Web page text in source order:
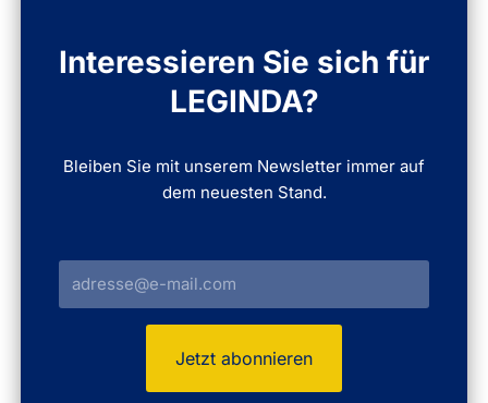
Interessieren Sie sich für
LEGINDA?
Bleiben Sie mit unserem Newsletter immer auf
dem neuesten Stand.